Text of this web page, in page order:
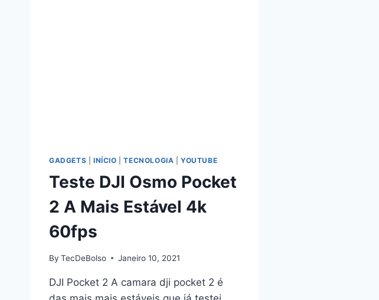
GADGETS INÍCIO |TECNOLOGIA |YOUTUBE
Teste DJI Osmo Pocket
2 A Mais Estável 4k
60fps
By TecDeBolso Janeiro 10, 2021
DJI Pocket 2 A camara dji pocket 2 é